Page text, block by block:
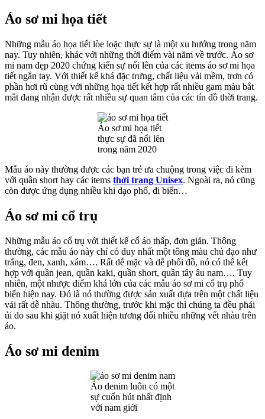
Áo sơ mi họa tiết
Những mẫu áo họa tiết lòe loặc thực sự là một xu hướng trong năm
nay. Tuy nhiên, khác với những thời điểm vài năm về trước. Áo sơ
mi nam đẹp 2020 chứng kiến sự nổi lên của các items áo sơ mi họa
tiết ngắn tay. Với thiết kế khá đặc trưng, chất liệu vải mềm, trơn có
phần hơi rũ cùng với những họa tiết kết hợp rất nhiều gam màu bắt
mắt đang nhận được rất nhiều sự quan tâm của các tín đồ thời trang.
Áo sơ mi họa tiết
thực sự đã nổi lên
trong năm 2020
Mẫu áo này thường được các bạn trẻ ưa chuộng trong việc đi kèm
với quần short hay các items thời trang Unisex. Ngoài ra, nó cũng
còn được ứng dụng nhiều khi dạo phố, đi biển…
Áo sơ mi cổ trụ
Những mẫu áo cổ trụ với thiết kế cổ áo thấp, đơn giản. Thông
thường, các mẫu áo này chỉ có duy nhất một tông màu chủ đạo như
trắng, đen, xanh, xám…. Rất dễ mặc và dễ phối đồ, nó có thể kết
hợp với quần jean, quần kaki, quần short, quần tây âu nam…. Tuy
nhiên, một nhược điểm khá lớn của các mẫu áo sơ mi cổ trụ phổ
biến hiện nay. Đó là nó thường được sản xuất dựa trên một chất liệu
vải rất dễ nhàu. Thông thường, trước khi mặc thì chúng ta đều phải
ủi do sau khi giặt nó xuất hiện tương đối nhiều những vết nhàu trên
áo.
Áo sơ mi denim
Áo denim luôn có một
sự cuốn hút nhất định
với nam giới